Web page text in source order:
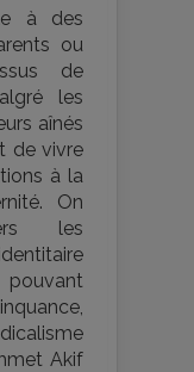
à des
ou
de
les
aînés
de vivre
à la
On
les
Akif